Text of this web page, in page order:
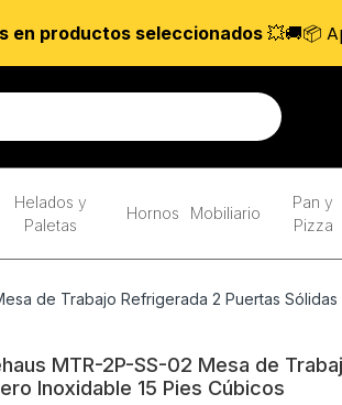
Helados y
Paletas
Hornos Mobiliario
Pan y
Pizza
de Trabajo Refrigerada 2 Puertas
MTR-2P-SS-02 Mesa de
Inoxidable 15 Pies Cúbicos
en productos seleccionados💥🚚📦